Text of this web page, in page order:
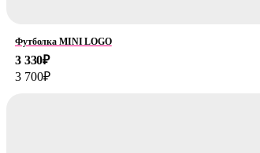
Футболка MINI LOGO
3 330₽
3 700₽